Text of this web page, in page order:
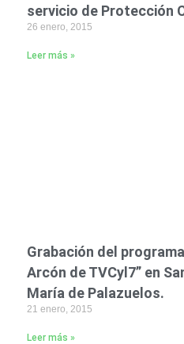
servicio de Protección
26 enero, 2015
Leer más »
Grabación del programa
Arcón de TVCyl7” en
María de Palazuelos.
21 enero, 2015
Leer más »